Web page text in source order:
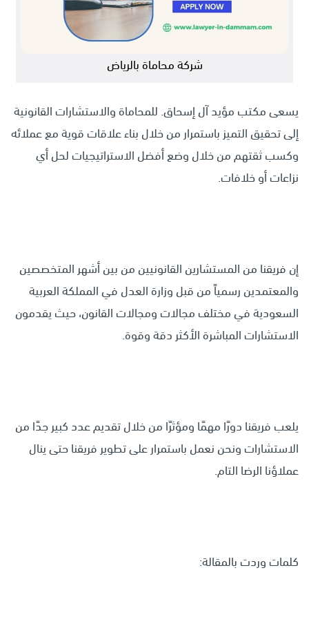
شركة محاماة بالرياض
يسعى مكتب مؤيد آل إسحاق. للمحاماة والاستشارات القانونية
إلى تحقيق التميز باستمرار من خلال بناء علاقات قوية مع عملائه
وكسب ثقتهم من خلال وضع أفضل الاستراتيجيات لحل أي
نزاعات أو خلافات.
إن فريقنا من المستشارين القانونيين من بين أشهر المتخصصين
والمعتمدين رسمياً من قبل وزارة العدل في المملكة العربية
السعودية في مختلف مجالات ومجالات القانون، حيث يقدمون
الاستشارات المباشرة الأكثر دقة وقوة.
يلعب فريقنا دورًا مهمًا ومؤثرًا من خلال تقديم عدد كبير جدًا من
الاستشارات ونحن نعمل باستمرار على تطوير فريقنا حتى ينال
عملاؤنا الرضا التام.
كلمات وردت بالمقالة: